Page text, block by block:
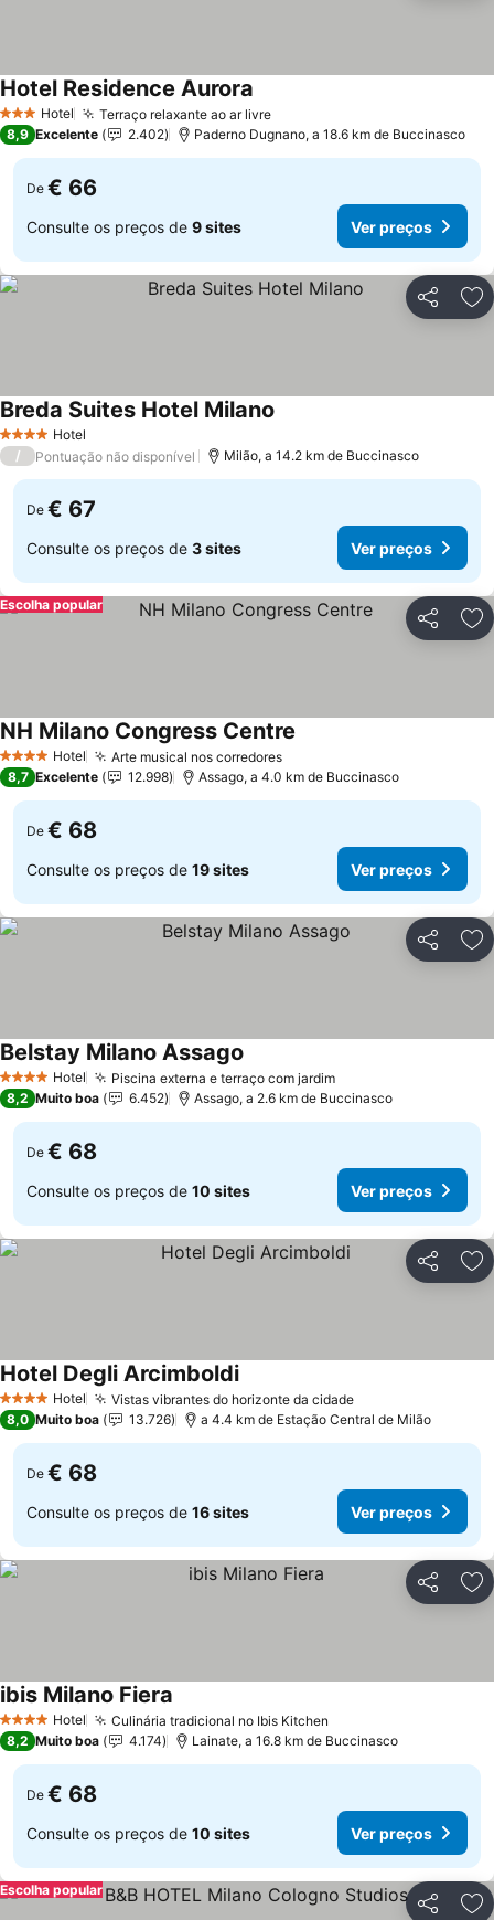
3 EstrelasHotel Terraço relaxante ao ar livre
Hotel Residence Aurora
8,9 Excelente 2.402 Paderno Dugnano, a 18.6 km de Buccinasco
De € 66
Consulte os preços de 9 sites Ver preços
Partilhar
4 EstrelasHotel
Breda Suites Hotel Milano
/ Pontuação não disponível Milão, a 14.2 km de Buccinasco
De € 67
Consulte os preços de 3 sites Ver preços
Partilhar
Escolha popular
4 EstrelasHotel Arte musical nos corredores
NH Milano Congress Centre
8,7 Excelente 12.998 Assago, a 4.0 km de Buccinasco
De € 68
Consulte os preços de 19 sites Ver preços
Partilhar
4 EstrelasHotel Piscina externa e terraço com jardim
Belstay Milano Assago
8,2 Muito boa 6.452 Assago, a 2.6 km de Buccinasco
De € 68
Consulte os preços de 10 sites Ver preços
Partilhar
4 EstrelasHotel Vistas vibrantes do horizonte da cidade
Hotel Degli Arcimboldi
8,0 Muito boa 13.726 a 4.4 km de Estação Central de Milão
De € 68
Consulte os preços de 16 sites Ver preços
Partilhar
4 EstrelasHotel Culinária tradicional no Ibis Kitchen
ibis Milano Fiera
8,2 Muito boa 4.174 Lainate, a 16.8 km de Buccinasco
De € 68
Consulte os preços de 10 sites Ver preços
Partilhar
Escolha popular